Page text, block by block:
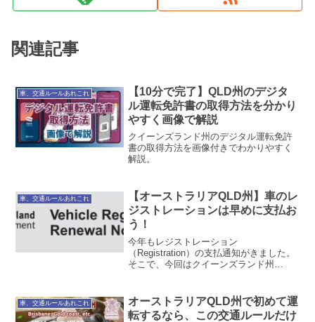
関連記事
車、交通ルールあれこれ
【10分で完了】QLD州のデジタ
ル運転免許書の取得方法を分かり
やすく画像で解説
クイーンズランド州のデジタル運転免許
書の取得方法を画像付きでわかりやすく
解説。
車、交通ルールあれこれ
【オーストラリアQLD州】車のレ
ジストレーションは早めに支払お
う！
今年もレジストレーション
（Registration）の支払通知がきました。
そこで、今回はクイーンズランド州
にこのレジストレーション
（Registration）...
車、交通ルールあれこれ
オーストラリアQLD州で初めて運
転するなら、この交通ルールだけ